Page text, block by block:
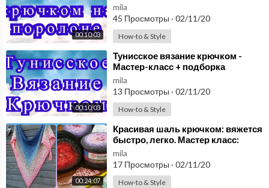
00:10:03
mila
45 Просмотры · 02/11/20
How-to & Style
00:10:03
⁣Тунисское вязание крючком -
Мастер-класс + подборка
моделей
mila
13 Просмотры · 02/11/20
How-to & Style
00:24:07
⁣Красивая шаль крючком: вяжется
быстро, легко. Мастер класс:
вязание крючком для
начинающих. Схема
mila
17 Просмотры · 02/11/20
How-to & Style